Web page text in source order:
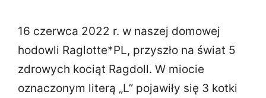
16 czerwca 2022 r. w naszej domowej
hodowli Raglotte*PL, przyszło na świat 5
zdrowych kociąt Ragdoll. W miocie
oznaczonym literą „L” pojawiły się 3 kotki